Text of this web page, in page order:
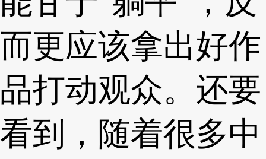
而更应该拿出好作
品打动观众。还要
看到，随着很多中